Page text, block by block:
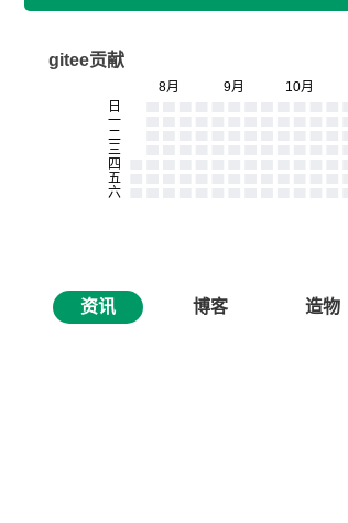
gitee贡献
资讯 博客 造物